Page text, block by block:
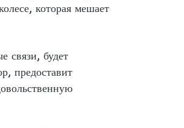
которая мешает
связи, будет
предоставит